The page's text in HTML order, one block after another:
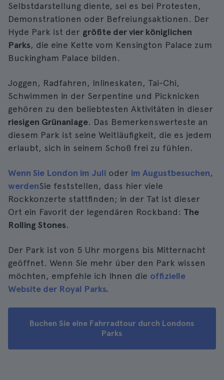
Selbstdarstellung diente, sei es bei Protesten,
Demonstrationen oder Befreiungsaktionen. Der
Hyde Park ist der größte der vier königlichen
Parks, die eine Kette vom Kensington Palace zum
Buckingham Palace bilden.
Joggen, Radfahren, Inlineskaten, Tai-Chi,
Schwimmen in der Serpentine und Picknicken
gehören zu den beliebtesten Aktivitäten in dieser
riesigen Grünanlage. Das Bemerkenswerteste an
diesem Park ist seine Weitläufigkeit, die es jedem
erlaubt, sich in seinem Schoß frei zu fühlen.
Wenn Sie London im Juli oder im Augustbesuchen,
werdenSie feststellen, dass hier viele
Rockkonzerte stattfinden; in der Tat ist dieser
Ort ein Favorit der legendären Rockband: The
Rolling Stones.
Der Park ist von 5 Uhr morgens bis Mitternacht
geöffnet. Wenn Sie mehr über den Park wissen
möchten, empfehle ich Ihnen die offizielle
Website der Royal Parks.
Buchen Sie eine Fahrradtour durch Londons
Parks